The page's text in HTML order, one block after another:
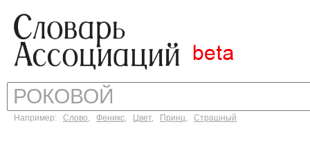
Например: Слово, Феникс, Цвет, Принц, Страшный